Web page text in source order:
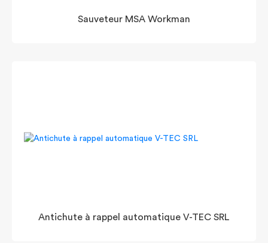
Sauveteur MSA Workman
Antichute à rappel automatique V-TEC SRL